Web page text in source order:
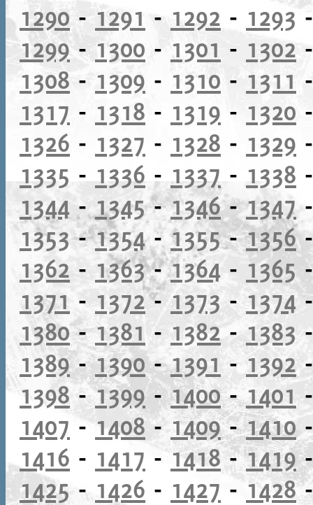
1290 -1291 - 1292 - 1293
1299- 1300 - 1301 - 1302
1308 - 1309 - 1310 - 1311
1317 - 1318 - 1319 - 1320
1326 - 1327 - 1328 - 1329
1335 - 1336 - 1337 - 1338
1344 - 1345-1346-1347
1353-1354- 1355-1356
1362 - 1363-1364 - 1365
1371 - 1372-1373 -1374
1380-1381 - 1382-1383
1389-1390-1391 -1392
1398 -1399-1400-1401
1407 -1408-1409-1410
1416 - 1417 -1418-1419
1425- 1426 - 1427 - 1428